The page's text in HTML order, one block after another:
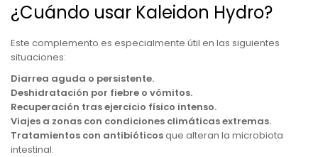
¿Cuándo usar Kaleidon Hydro?
Este complemento es especialmente útil en las siguientes
situaciones:
Diarrea aguda o persistente.
Deshidratación por fiebre o vómitos.
Recuperación tras ejercicio físico intenso.
Viajes a zonas con condiciones climáticas extremas.
Tratamientos con antibióticosque alteran la microbiota
intestinal.